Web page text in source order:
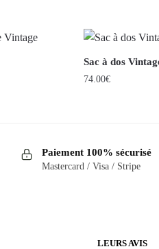
Sac à dos
74.00€
plusieurs
variations.
être
Paiement 100% sécurisé
Mastercard / Visa / Stripe
LEURS AVIS